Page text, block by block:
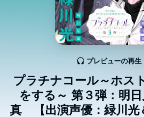
プラチナコール～ホス
をする～ 第３弾：明
真 【出演声優：緑川光
プレビューの再生